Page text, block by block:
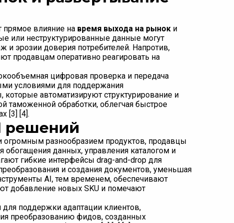
влияние на время выхода на рынок и
или неструктурированные данные могут
и эрозии доверия потребителей. Напротив,
продавцам оперативно реагировать на
цифровая проверка и передача
условиями для поддержания
автоматизируют структурирование и
таможенной обработки, облегчая быстрое
[3] [4].
решений
огромным разнообразием продуктов, продавцы
обогащения данных, управления каталогом и
гибкие интерфейсы drag-and-drop для
и создания документов, уменьшая
AI, тем временем, обеспечивают
добавление новых SKU и помечают
для поддержки адаптации клиентов,
преобразованию фидов, созданных